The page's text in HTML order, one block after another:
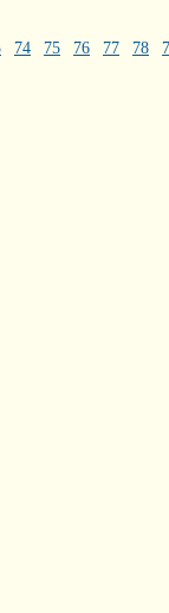
74 75 76 77 78